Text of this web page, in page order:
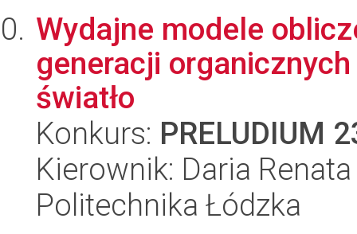
Wydajne modele
generacji
światło
Konkurs: PRELUDIUM
Kierownik: Daria
Politechnika Łódzka